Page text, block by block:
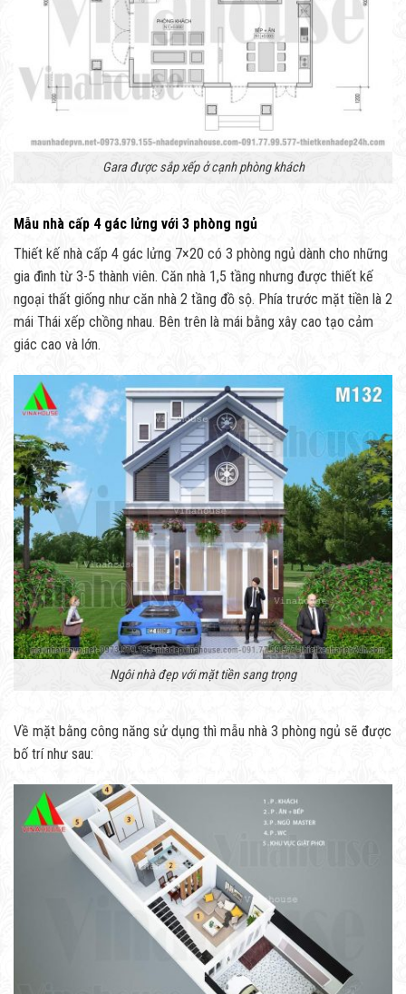
Gara được sắp xếp ở cạnh phòng khách
Mẫu nhà cấp 4 gác lửng với 3 phòng ngủ
Thiết kế nhà cấp 4 gác lửng 7×20 có 3 phòng ngủ dành cho những
gia đình từ 3-5 thành viên. Căn nhà 1,5 tầng nhưng được thiết kế
ngoại thất giống như căn nhà 2 tầng đồ sộ. Phía trước mặt tiền là 2
mái Thái xếp chồng nhau. Bên trên là mái bằng xây cao tạo cảm
giác cao và lớn.
Ngôi nhà đẹp với mặt tiền sang trọng
Về mặt bằng công năng sử dụng thì mẫu nhà 3 phòng ngủ sẽ được
bố trí như sau: